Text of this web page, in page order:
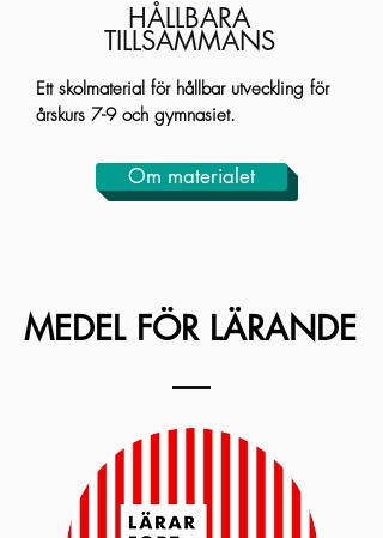
HÅLLBARA
TILLSAMMANS
Ett skolmaterial för hållbar utveckling för
årskurs 7-9 och gymnasiet.
Om materialet
MEDEL FÖR LÄRANDE